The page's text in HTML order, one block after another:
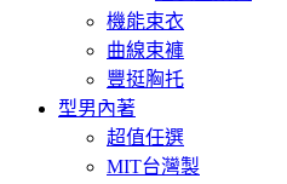
機能束衣
曲線束褲
豐挺胸托
型男內著
超值任選
MIT台灣製